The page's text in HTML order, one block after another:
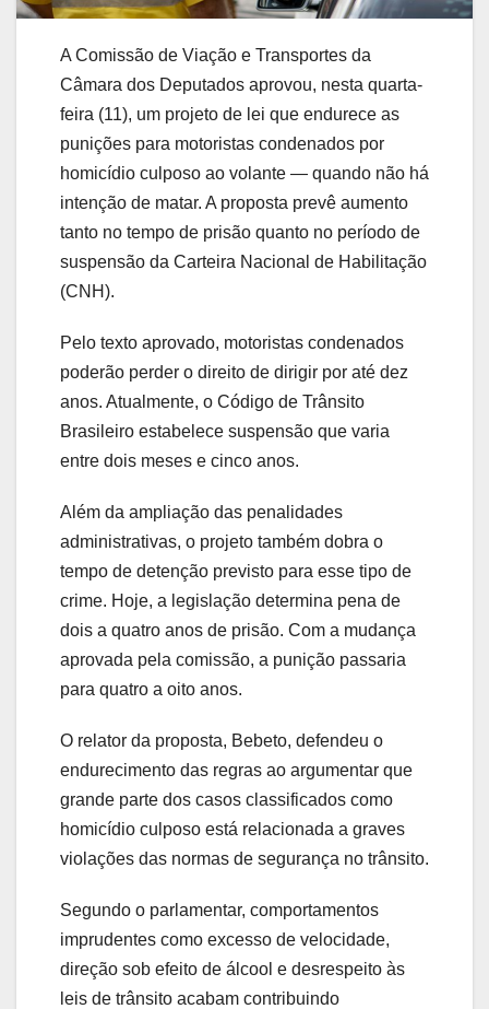
A Comissão de Viação e Transportes da
Câmara dos Deputados aprovou, nesta quarta-
feira (11), um projeto de lei que endurece as
punições para motoristas condenados por
homicídio culposo ao volante — quando não há
intenção de matar. A proposta prevê aumento
tanto no tempo de prisão quanto no período de
suspensão da Carteira Nacional de Habilitação
(CNH).
Pelo texto aprovado, motoristas condenados
poderão perder o direito de dirigir por até dez
anos. Atualmente, o Código de Trânsito
Brasileiro estabelece suspensão que varia
entre dois meses e cinco anos.
Além da ampliação das penalidades
administrativas, o projeto também dobra o
tempo de detenção previsto para esse tipo de
crime. Hoje, a legislação determina pena de
dois a quatro anos de prisão. Com a mudança
aprovada pela comissão, a punição passaria
para quatro a oito anos.
O relator da proposta, Bebeto, defendeu o
endurecimento das regras ao argumentar que
grande parte dos casos classificados como
homicídio culposo está relacionada a graves
violações das normas de segurança no trânsito.
Segundo o parlamentar, comportamentos
imprudentes como excesso de velocidade,
direção sob efeito de álcool e desrespeito às
leis de trânsito acabam contribuindo